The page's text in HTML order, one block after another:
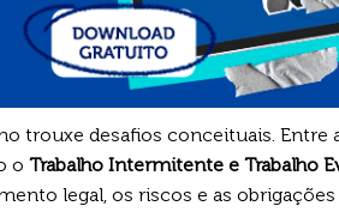
trouxe desafios conceituais. Entre
o Trabalho Intermitente e Trabalho
legal, os riscos e as obrigações